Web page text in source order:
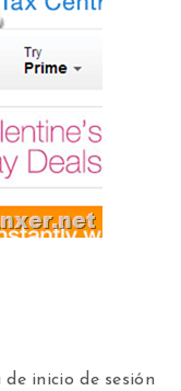
inicio de sesión